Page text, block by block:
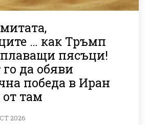
… как Тръмп
пясъци!
да обяви
победа в Иран
от там
2026